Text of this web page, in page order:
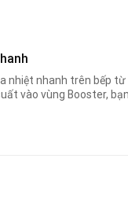
nhiệt nhanh trên bếp từ
vào vùng Booster,